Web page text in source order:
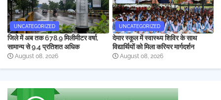
UNCATEGORIZED
जिले में अब तक 678.9 मिलीमीटर वर्षा,
सामान्य से 9.4 प्रतिशत अधिक
August 08, 2026
UNCATEGORIZED
देमार स्कूल में स्वास्थ्य शिविर के साथ
विद्यार्थियों को मिला करियर मार्गदर्शन
August 08, 2026